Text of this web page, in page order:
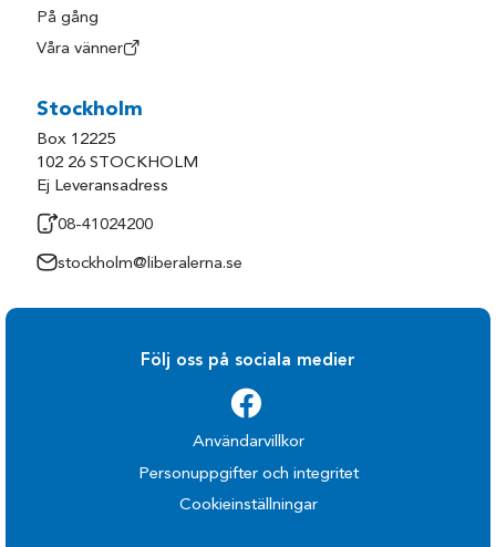
På gång
Våra vänner
Stockholm
Box 12225
102 26 STOCKHOLM
Ej Leveransadress
08-41024200
stockholm@liberalerna.se
Följ oss på sociala medier
Användarvillkor
Personuppgifter och integritet
Cookieinställningar